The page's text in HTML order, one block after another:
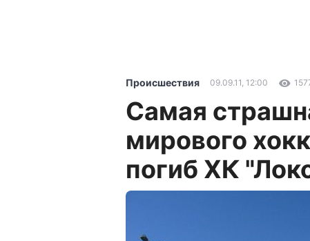
Происшествия 09.09.11, 12:00
Самая
мирового
погиб ХК